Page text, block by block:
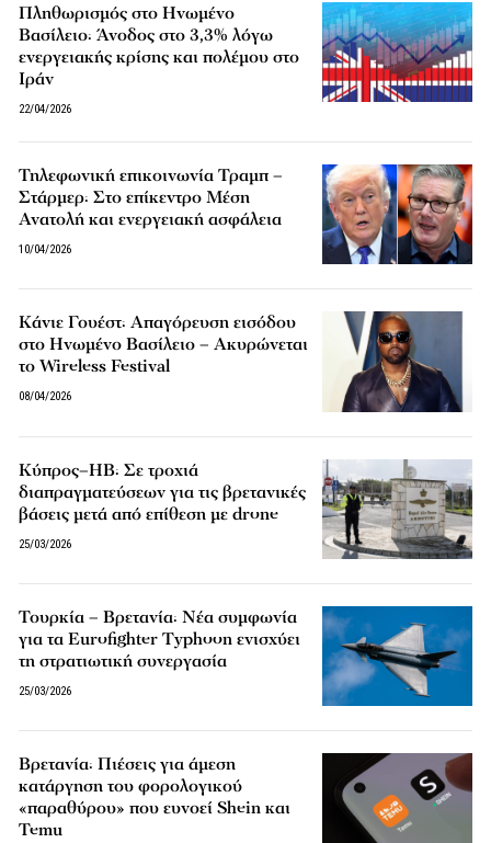
Πληθωρισμός στο Ηνωμένο
Βασίλειο: Άνοδος στο 3,3% λόγω
ενεργειακής κρίσης και πολέμου στο
Ιράν
22/04/2026
Τηλεφωνική επικοινωνία Τραμπ –
Στάρμερ: Στο επίκεντρο Μέση
Ανατολή και ενεργειακή ασφάλεια
10/04/2026
Κάνιε Γουέστ: Απαγόρευση εισόδου
στο Ηνωμένο Βασίλειο – Ακυρώνεται
το Wireless Festival
08/04/2026
Κύπρος–ΗΒ: Σε τροχιά
διαπραγματεύσεων για τις βρετανικές
βάσεις μετά από επίθεση με drone
25/03/2026
Τουρκία – Βρετανία: Νέα συμφωνία
για τα Eurofighter Typhoon ενισχύει
τη στρατιωτική συνεργασία
25/03/2026
Βρετανία: Πιέσεις για άμεση
κατάργηση του φορολογικού
«παραθύρου» που ευνοεί Shein και
Temu